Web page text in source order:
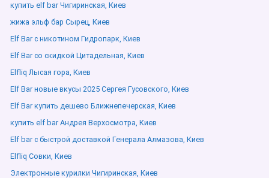
купить elf bar Чигиринская, Киев
жижа эльф бар Сырец, Киев
Elf Bar с никотином Гидропарк, Киев
Elf Bar со скидкой Цитадельная, Киев
Elfliq Лысая гора, Киев
Elf Bar новые вкусы 2025 Сергея Гусовского, Киев
Elf Bar купить дешево Ближнепечерская, Киев
купить elf bar Андрея Верхосмотра, Киев
Elf bar с быстрой доставкой Генерала Алмазова, Киев
Elfliq Совки, Киев
Электронные курилки Чигиринская, Киев